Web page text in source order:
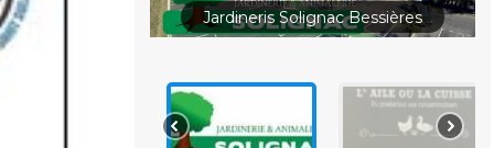
Jardineris Solignac Bessières